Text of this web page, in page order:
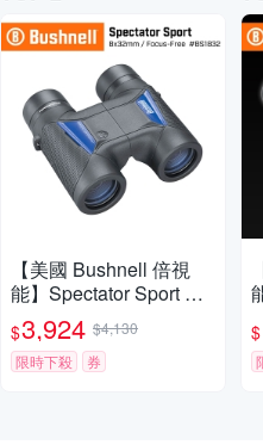
【美國 Bushnell 倍視
能】Spectator Sport 觀
賽系列 8x32mm 中型免
調焦雙筒望遠鏡 BS183
2 (公司貨)
$3,924 $4,130
限時下殺
券
$